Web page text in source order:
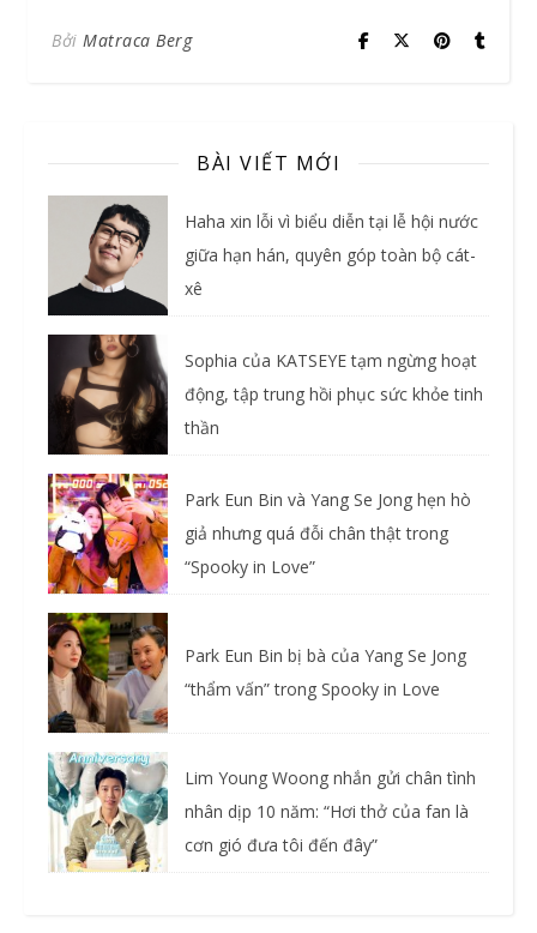
Bởi Matraca Berg
BÀI VIẾT MỚI
Haha xin lỗi vì biểu diễn tại lễ hội nước
giữa hạn hán, quyên góp toàn bộ cát-
xê
Sophia của KATSEYE tạm ngừng hoạt
động, tập trung hồi phục sức khỏe tinh
thần
Park Eun Bin và Yang Se Jong hẹn hò
giả nhưng quá đỗi chân thật trong
“Spooky in Love”
Park Eun Bin bị bà của Yang Se Jong
“thẩm vấn” trong Spooky in Love
Lim Young Woong nhắn gửi chân tình
nhân dịp 10 năm: “Hơi thở của fan là
cơn gió đưa tôi đến đây”